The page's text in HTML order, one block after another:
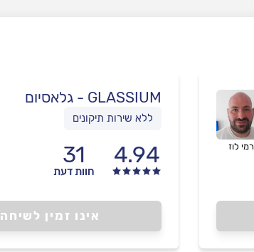
רמי לוז
GLASSIUM - גלאסיום
ללא שירות תיקונים
4.94
31
חוות דעת
אינו זמין לשיחה